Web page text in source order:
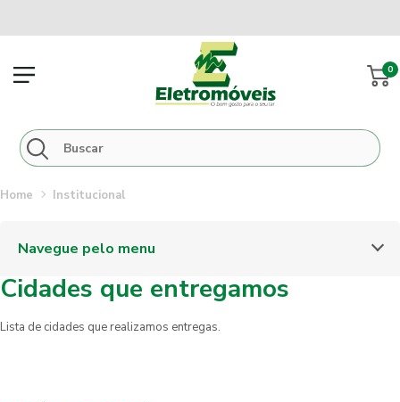
0
institucional
Navegue pelo menu
Cidades que entregamos
Lista de cidades que realizamos entregas.